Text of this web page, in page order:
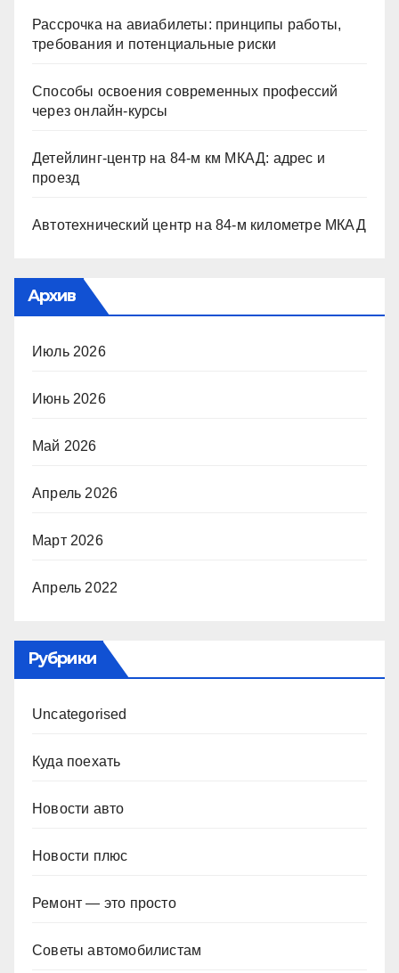
Рассрочка на авиабилеты: принципы работы,
требования и потенциальные риски
Способы освоения современных профессий
через онлайн-курсы
Детейлинг-центр на 84-м км МКАД: адрес и
проезд
Автотехнический центр на 84-м километре МКАД
Архив
Июль 2026
Июнь 2026
Май 2026
Апрель 2026
Март 2026
Апрель 2022
Рубрики
Uncategorised
Куда поехать
Новости авто
Новости плюс
Ремонт — это просто
Советы автомобилистам